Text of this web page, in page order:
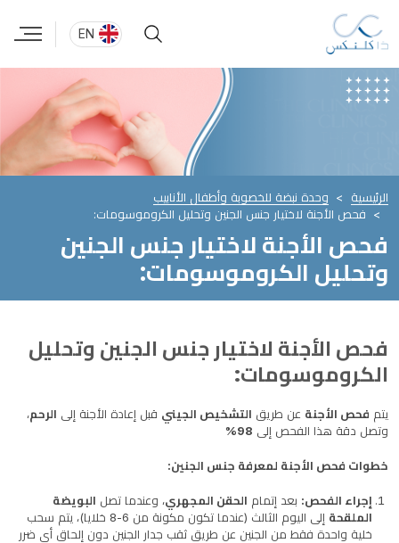
EN
الرئيسية
وحدة نبضة للخصوبة وأطفال الأنابيب
فحص الأجنة لاختيار جنس الجنين وتحليل الكروموسومات:
فحص الأجنة لاختيار جنس الجنين
وتحليل الكروموسومات:
فحص الأجنة لاختيار جنس الجنين وتحليل
الكروموسومات:
يتم فحص الأجنة عن طريق التشخيص الجيني قبل إعادة الأجنة إلى الرحم،
وتصل دقة هذا الفحص إلى 98%
خطوات فحص الأجنة لمعرفة جنس الجنين:
إجراء الفحص: بعد إتمام الحقن المجهري، وعندما تصل البويضة
الملقحة
إلى اليوم الثالث (عندما تكون مكونة من 6-8 خلايا)، يتم سحب
خلية واحدة فقط من الجنين عن طريق ثقب جدار الجنين دون إلحاق أي ضرر